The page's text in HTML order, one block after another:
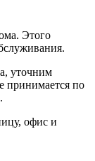
Этого
уточним
принимается по
офис и